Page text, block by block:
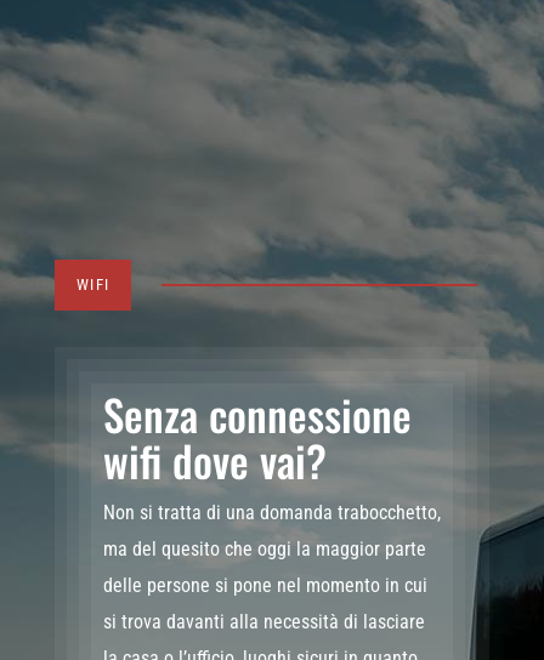
WIFI
Senza connessione
wifi dove vai?
Non si tratta di una domanda trabocchetto,
ma del quesito che oggi la maggior parte
delle persone si pone nel momento in cui
si trova davanti alla necessità di lasciare